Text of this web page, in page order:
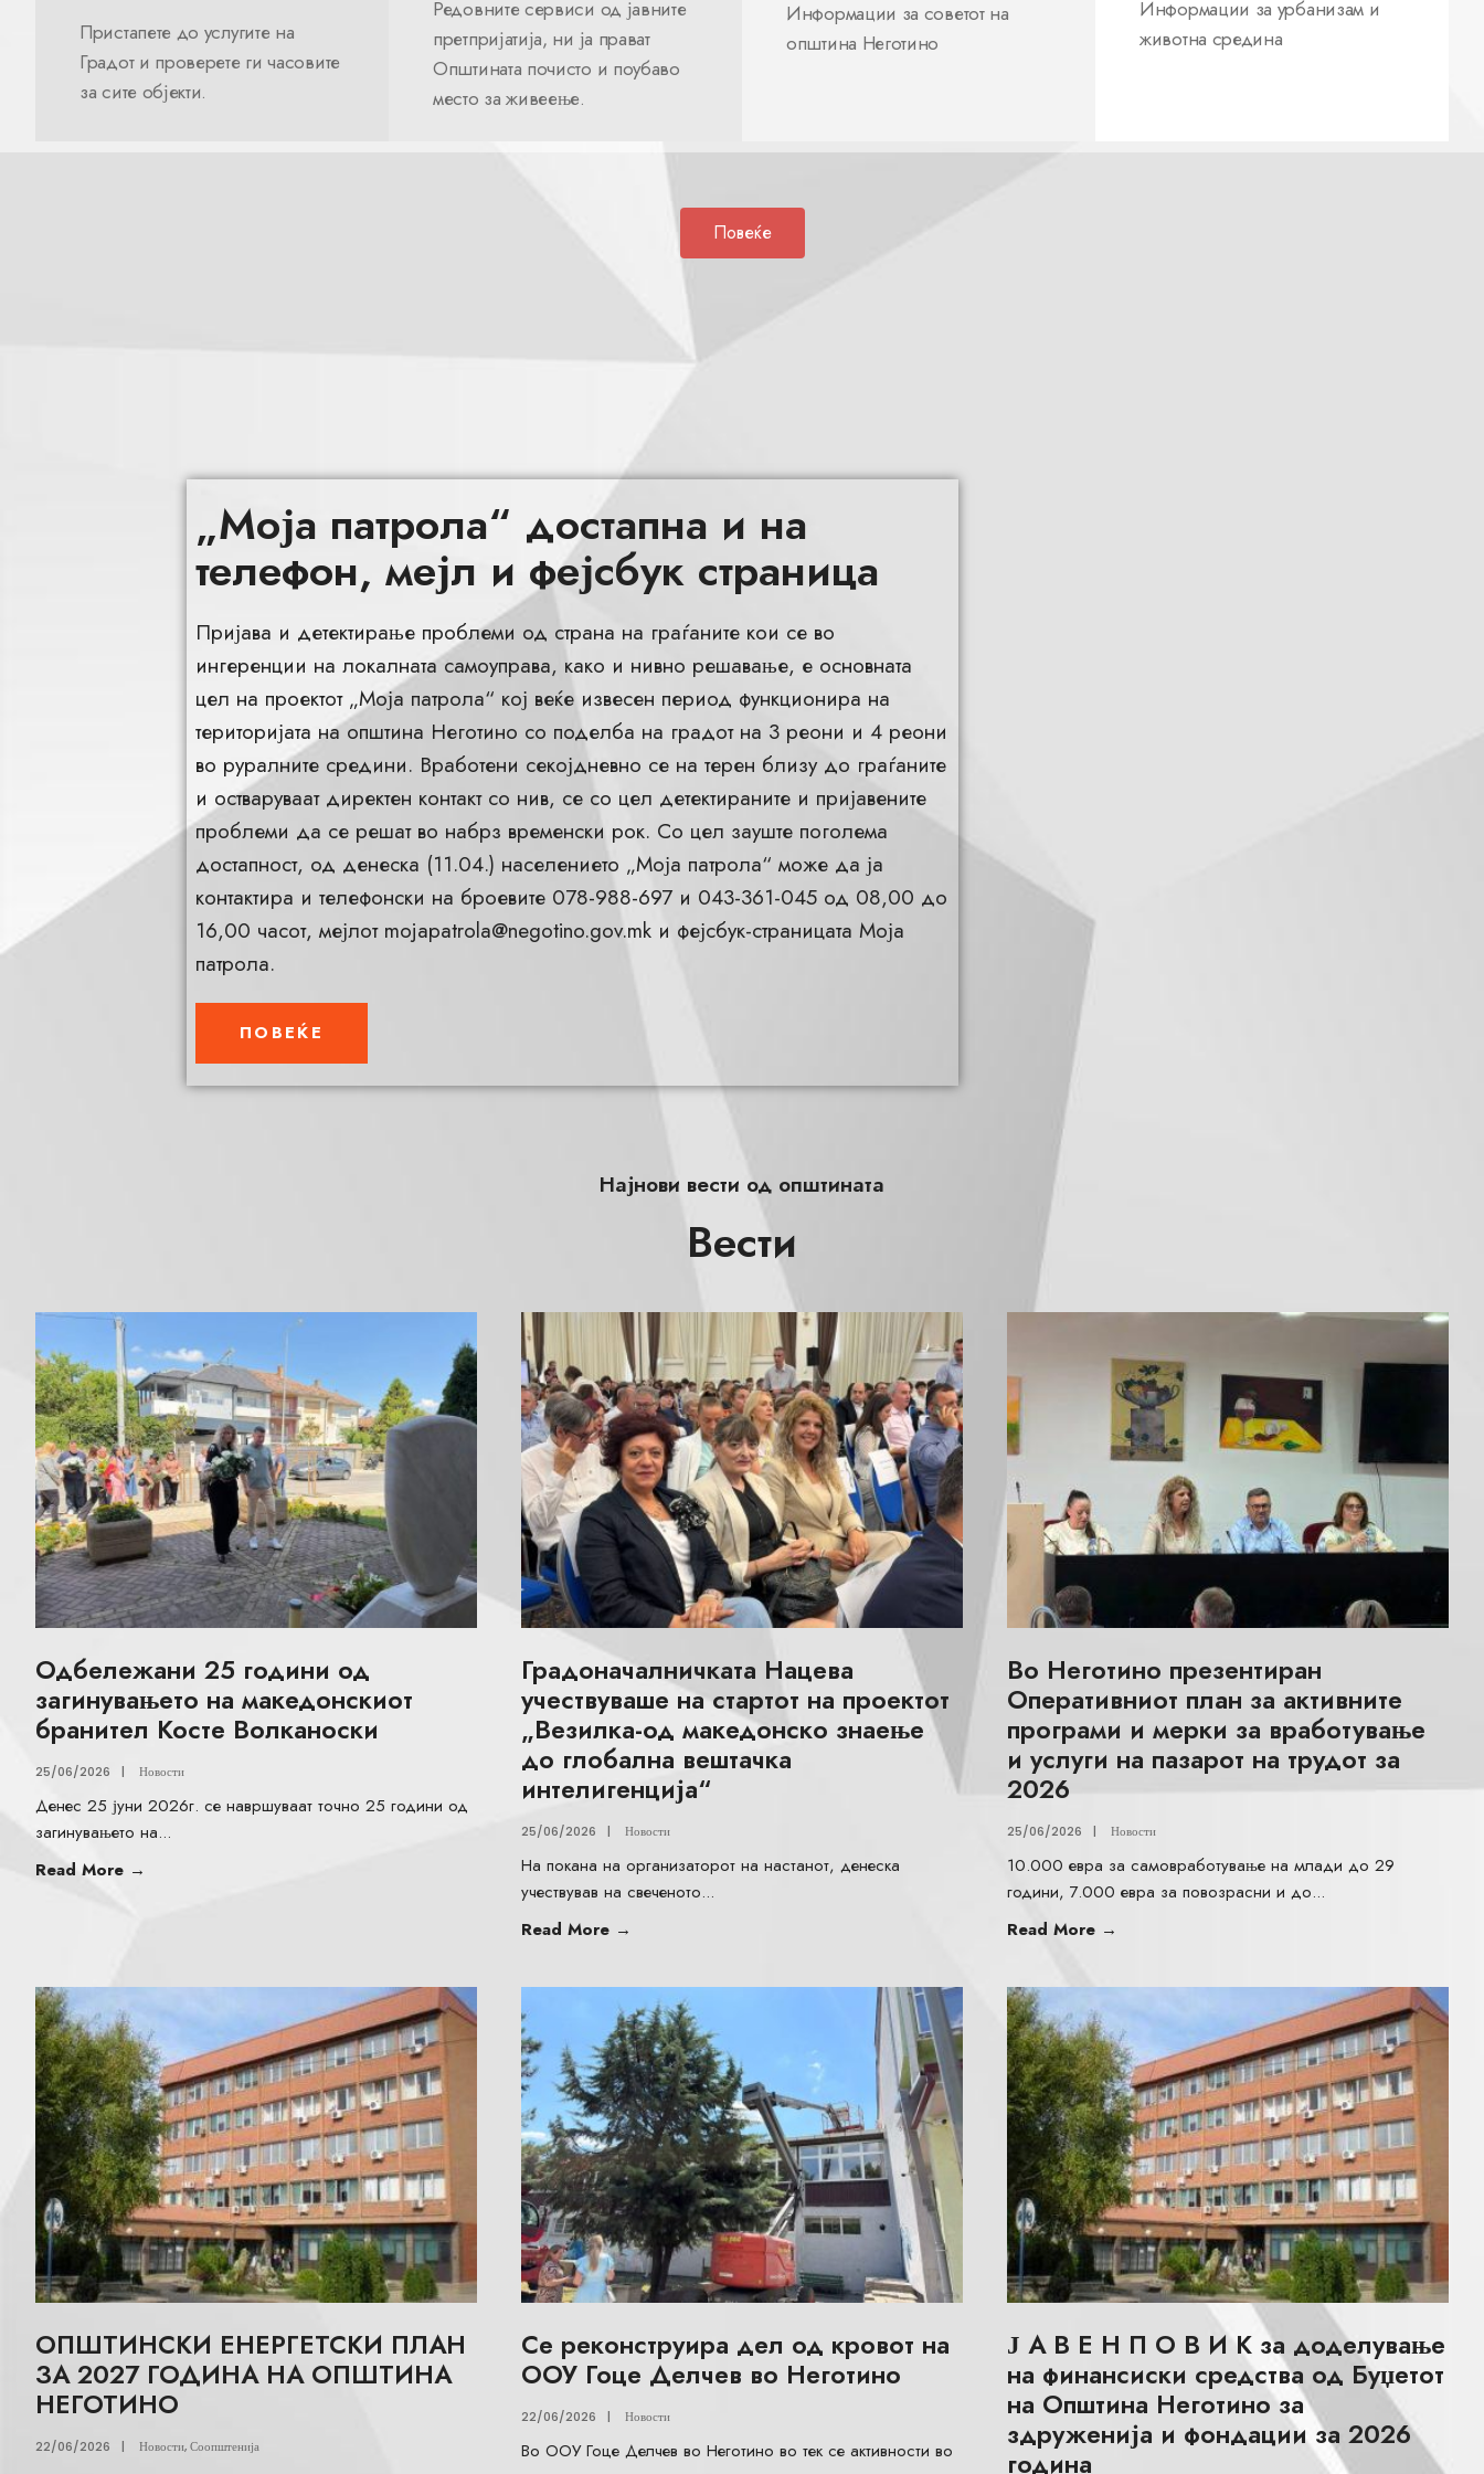
Пристапете до услугите на
Градот и проверете ги часовите
за сите објекти.
Редовните сервиси од јавните
претпријатија, ни ја прават
Општината почисто и поубаво
место за живеење.
Информации за советот на
општина Неготино
Информации за урбанизам и
животна средина
Повеќе
„Моја патрола“ достапна и на
телефон, мејл и фејсбук страница
Пријава и детектирање проблеми од страна на граѓаните кои се во
ингеренции на локалната самоуправа, како и нивно решавање, е основната
цел на проектот „Моја патрола“ кој веќе извесен период функционира на
територијата на општина Неготино со поделба на градот на 3 реони и 4 реони
во руралните средини. Вработени секојдневно се на терен близу до граѓаните
и остваруваат директен контакт со нив, се со цел детектираните и пријавените
проблеми да се решат во набрз временски рок. Со цел зауште поголема
достапност, од денеска (11.04.) населението „Моја патрола“ може да ја
контактира и телефонски на броевите 078-988-697 и 043-361-045 од 08,00 до
16,00 часот, мејлот mojapatrola@negotino.gov.mk и фејсбук-страницата Моја
патрола.
ПОВЕЌЕ
Најнови вести од општината
Вести
Одбележани 25 години од
загинувањето на македонскиот
бранител Косте Волканоски
25/06/2026 | Новости
Денес 25 јуни 2026г. се навршуваат точно 25 години од
загинувањето на...
Read More →
Градоначалничката Нацева
учествуваше на стартот на проектот
„Везилка-од македонско знаење
до глобална вештачка
интелигенција“
25/06/2026 | Новости
На покана на организаторот на настанот, денеска
учествував на свеченото...
Read More →
Во Неготино презентиран
Оперативниот план за активните
програми и мерки за вработување
и услуги на пазарот на трудот за
2026
25/06/2026 | Новости
10.000 евра за самовработување на млади до 29
години, 7.000 евра за повозрасни и до...
Read More →
ОПШТИНСКИ ЕНЕРГЕТСКИ ПЛАН
ЗА 2027 ГОДИНА НА ОПШТИНА
НЕГОТИНО
22/06/2026 | Новости,Соопштенија
Се реконструира дел од кровот на
ООУ Гоце Делчев во Неготино
22/06/2026 | Новости
Во ООУ Гоце Делчев во Неготино во тек се активности во
Ј А В Е Н П О В И К за доделување
на финансиски средства од Буџетот
на Општина Неготино за
здруженија и фондации за 2026
година